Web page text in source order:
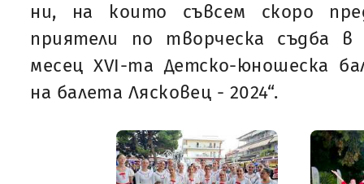
ни, на които съвсем скоро
приятели по творческа съдба в
месец XVI-та Детско-юношеска
на балета Лясковец - 2024“.